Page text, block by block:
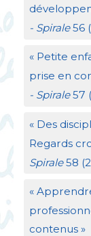
- Spirale56
« Petite
prise en
- Spirale57
« Des
Regards
Spirale58
«
contenus »